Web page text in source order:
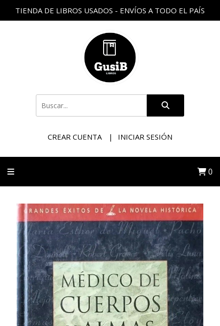
TIENDA DE LIBROS USADOS - ENVÍOS A TODO EL PAÍS
CREAR CUENTA INICIAR SESIÓN
0